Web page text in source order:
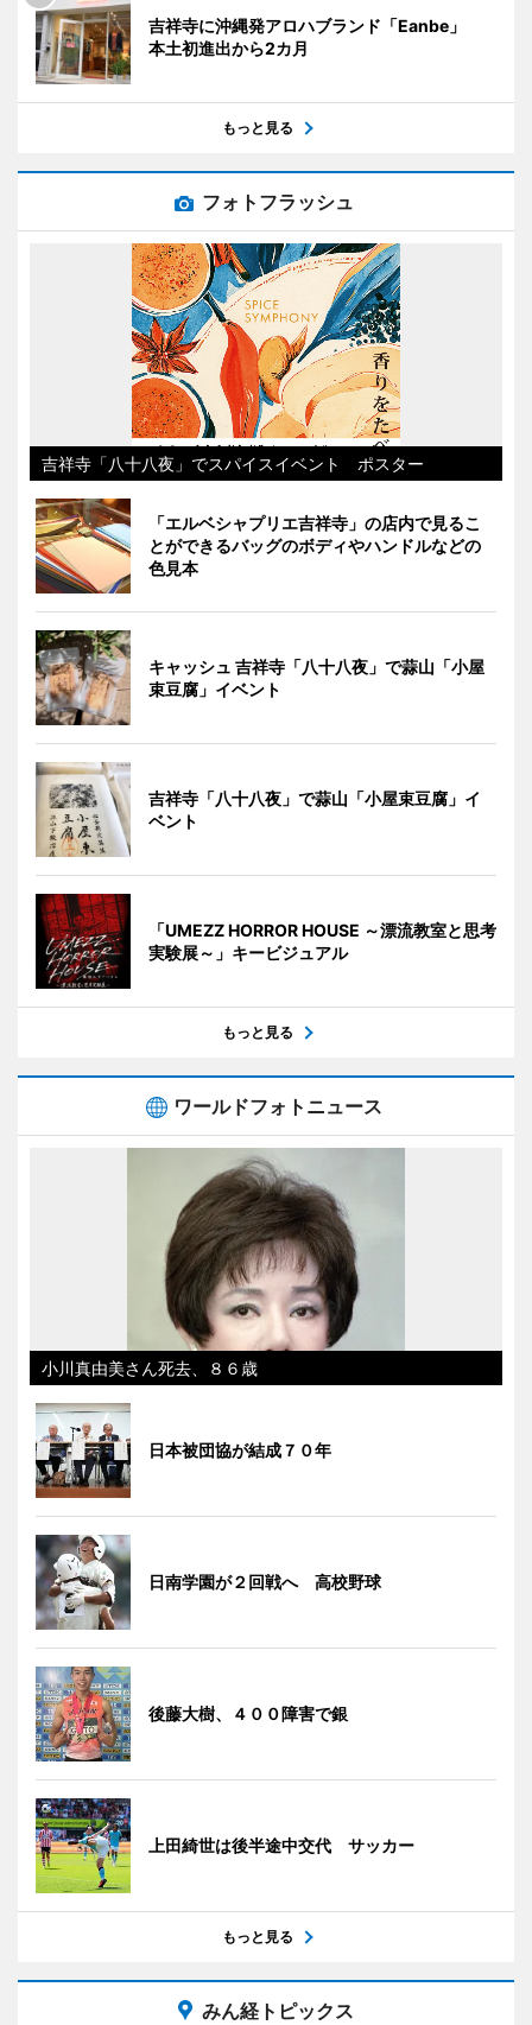
吉祥寺に沖縄発アロハブランド「Eanbe」
本土初進出から2カ月
もっと見る
フォトフラッシュ
吉祥寺「八十八夜」でスパイスイベント ポスター
「エルベシャプリエ吉祥寺」の店内で見るこ
とができるバッグのボディやハンドルなどの
色見本
キャッシュ 吉祥寺「八十八夜」で蒜山「小屋
束豆腐」イベント
吉祥寺「八十八夜」で蒜山「小屋束豆腐」イ
ベント
「UMEZZ HORROR HOUSE ～漂流教室と思考
実験展～」キービジュアル
もっと見る
ワールドフォトニュース
小川真由美さん死去、８６歳
日本被団協が結成７０年
日南学園が２回戦へ 高校野球
後藤大樹、４００障害で銀
上田綺世は後半途中交代 サッカー
もっと見る
みん経トピックス